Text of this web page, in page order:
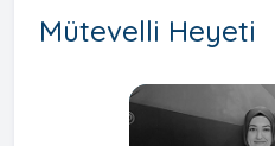
Mütevelli Heyeti